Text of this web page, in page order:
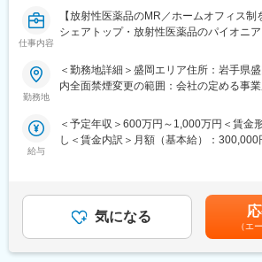
る評価の声となり、私たちの大切な財産
これからも、変わらぬ思いと精神で、より
変更の範囲：会社の定める業務
■働く環境：
営業未経験の方でも安心して成長いただけ
識はゼロからレクチャーや話し方・提案
ポートいただけます。また慣れるまでは
■当社の製品（一部抜粋）：
マッサージチェア：人気のコンパクトモデ
★当社の魅力★
仕事内容
【放射性医薬品のMR／ホームオフィス
シェアトップ・放射性医薬品のパイオニア
【はじめに】
今回は、放射性医薬品（診断薬）のMRを
【魅力ポイント】
められる非常にやりがいがあります。
■PET検査：
PET検査は、現在注目されている、がん
勤務地
＜勤務地詳細＞盛岡エリア住所：岩手県
内全面禁煙変更の範囲：会社の定める事
給与
＜予定年収＞600万円～1,000万円＜賃金
し＜賃金内訳＞月額（基本給）：
ト100％達成の場合支給■昇給：年1回※深
深夜手当支給賃金はあくまでも目安の金
上下する可能性があります。月給(月額)
す。
気になる
（エ